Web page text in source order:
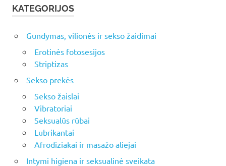
KATEGORIJOS
Gundymas, vilionės ir sekso žaidimai
Erotinės fotosesijos
Striptizas
Sekso prekės
Sekso žaislai
Vibratoriai
Seksualūs rūbai
Lubrikantai
Afrodiziakai ir masažo aliejai
Intymi higiena ir seksualinė sveikata